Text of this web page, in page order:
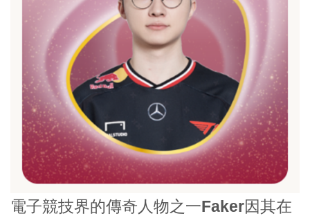
電子競技界的傳奇人物之一Faker因其在